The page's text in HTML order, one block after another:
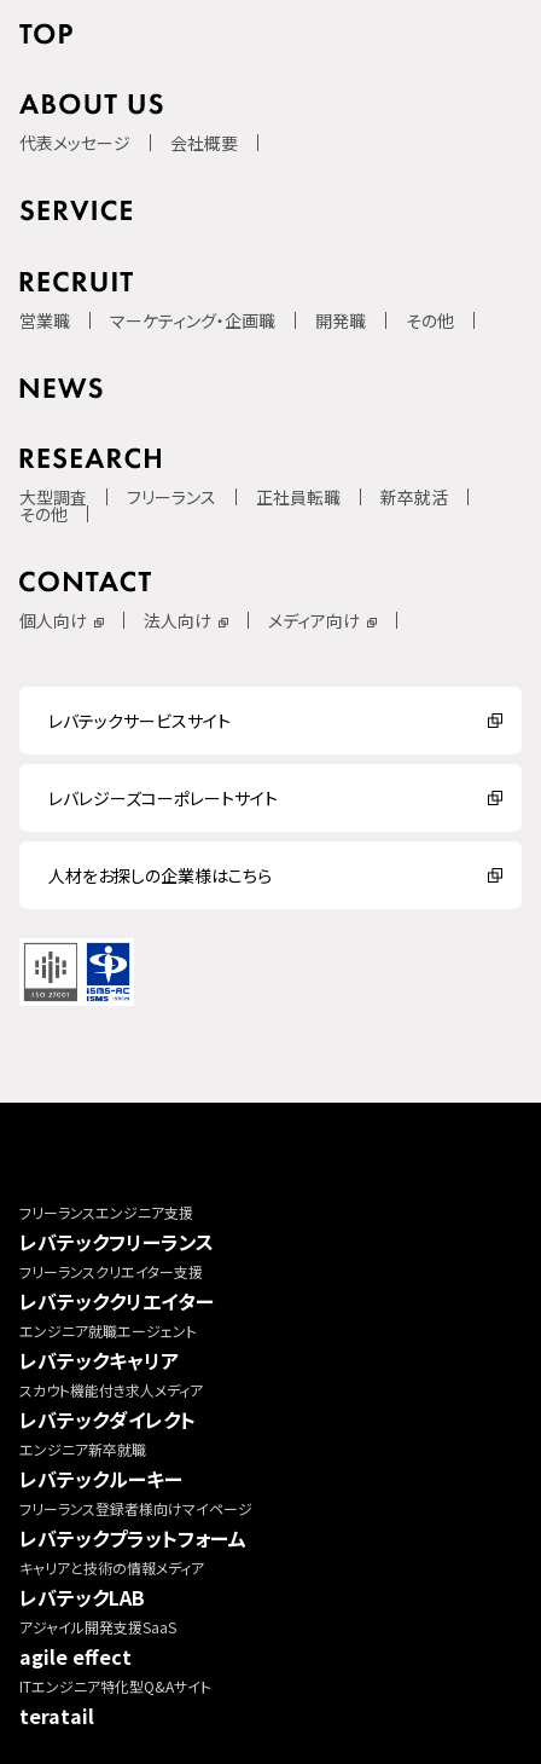
代表メッセージ 会社概要
営業職 マーケティング・企画職 開発職 その他
大型調査 フリーランス 正社員転職 新卒就活
その他
個人向け 法人向け メディア向け
レバテックサービスサイト
レバレジーズコーポレートサイト
人材をお探しの企業様はこちら
フリーランスエンジニア支援
レバテックフリーランス
フリーランスクリエイター支援
レバテッククリエイター
エンジニア就職エージェント
レバテックキャリア
スカウト機能付き求人メディア
レバテックダイレクト
エンジニア新卒就職
レバテックルーキー
フリーランス登録者様向けマイページ
レバテックプラットフォーム
キャリアと技術の情報メディア
レバテックLAB
アジャイル開発支援SaaS
agile effect
ITエンジニア特化型Q&Aサイト
teratail